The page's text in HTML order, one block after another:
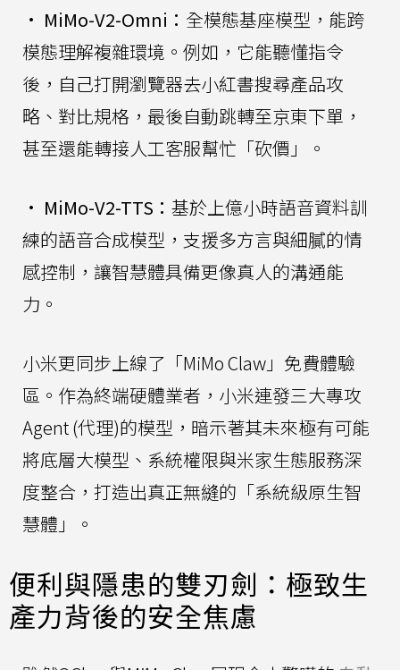
• MiMo-V2-Omni： 全模態基座模型，能跨
模態理解複雜環境。例如，它能聽懂指令
後，自己打開瀏覽器去小紅書搜尋產品攻
略、對比規格，最後自動跳轉至京東下單，
甚至還能轉接人工客服幫忙「砍價」。
• MiMo-V2-TTS： 基於上億小時語音資料訓
練的語音合成模型，支援多方言與細膩的情
感控制，讓智慧體具備更像真人的溝通能
力。
小米更同步上線了「MiMo Claw」免費體驗
區。作為終端硬體業者，小米連發三大專攻
Agent (代理)的模型，暗示著其未來極有可能
將底層大模型、系統權限與米家生態服務深
度整合，打造出真正無縫的「系統級原生智
慧體」。
便利與隱患的雙刃劍：極致生
產力背後的安全焦慮